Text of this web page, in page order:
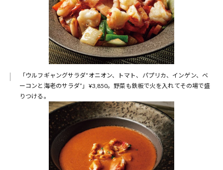
「ウルフギャングサラダ“オニオン、トマト、パプリカ、インゲン、ベ
ーコンと海老のサラダ”」¥3,850。野菜も鉄板で火を入れてその場で盛
りつける。